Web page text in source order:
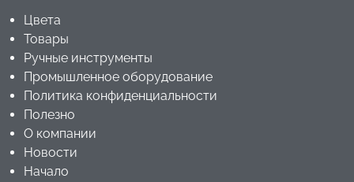
Цвета
Товары
Ручные инструменты
Промышленное оборудование
Политика конфиденциальности
Полезно
О компании
Новости
Начало